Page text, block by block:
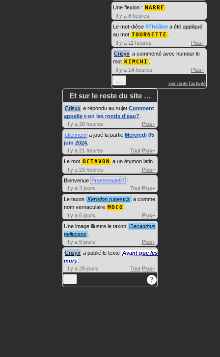
Une flexion : NARRE
Il y a 8 heures
Le mot-dièse #Théâtre a été appliqué
au mot TOURNETTE
Il y a 11 heures
Plus+
Crisyx a commenté avec humour le
mot KIMCHI
Il y a 14 heures
Plus+
voir toute l'activité
Et sur le reste du site …
Crisyx a répondu au sujet Comment
appelle t-on les ronds d'eau?
Il y a 20 heures
Plus+
etiennem a joué la partie Mercredi 05
juin 2024
Il y a 21 heures
Tout Plus+
Le mot OCTAVON a un étymon latin.
Il y a 23 heures
Plus+
Bienvenue Promenade87 !
Il y a 3 jours
Tout Plus+
Le taxon Kerodon rupestris a comme
nom vernaculaire MOCO
Il y a 6 jours
Plus+
Une image illustre le taxon Oecanthus
pellucens
Il y a 9 jours
Plus+
Crisyx a publié le texte Avant que les
murs
Il y a 28 jours
Tout Plus+
?